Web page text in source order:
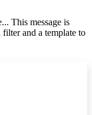
This message is
and a template to